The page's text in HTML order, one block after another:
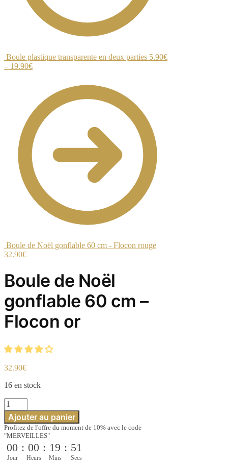
Boule plastique transparente en deux parties 5.90€
– 19.90€
Boule de Noël gonflable 60 cm - Flocon rouge
32.90€
Boule de Noël
gonflable 60 cm –
Flocon or
32.90€
16 en stock
quantité
de
Boule
de
Noël
gonflable
60
Ajouter au panier
Profitez de l'offre du moment de 10% avec le code
"MERVEILLES"
00
Jour
: 00
Heurs
: 19
Mins
: 50
Secs